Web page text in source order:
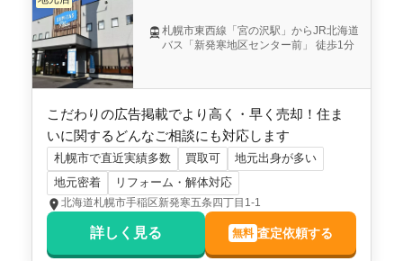
NEW
1,800
北海道札幌市豊平区福住三条十一丁目
状態:更地 土地面積:242㎡
1,300万円 2026年5月
北海道札幌市北区新琴似九条十三丁目
札幌市東西線「宮の沢駅」からJR北海道
バス「新発寒地区センター前」 徒歩1分
こだわりの広告掲載でより高く・早く売却！住ま
いに関するどんなご相談にも対応します
札幌市で直近実績多数 買取可
地元出身が多い
地元密着
リフォーム・解体対応
北海道札幌市手稲区新発寒五条四丁目1-1
詳しく見る 無料 査定依頼する